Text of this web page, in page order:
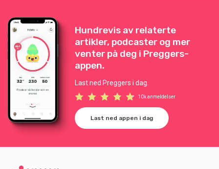
Hundrevis av relaterte
artikler, podcaster og mer
venter på deg i Preggers-
appen.
Last ned Preggers i dag.
10k anmeldelser
Last ned appen i dag